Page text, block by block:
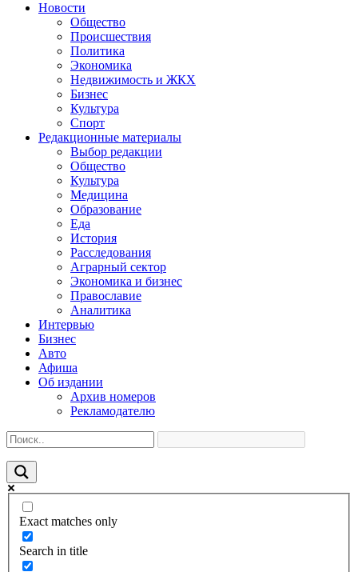
Новости
Общество
Происшествия
Политика
Экономика
Недвижимость и ЖКХ
Бизнес
Культура
Спорт
Редакционные материалы
Выбор редакции
Общество
Культура
Медицина
Образование
Еда
История
Расследования
Аграрный сектор
Экономика и бизнес
Православие
Аналитика
Интервью
Бизнес
Авто
Афиша
Об издании
Архив номеров
Рекламодателю
Exact matches only
Search in title